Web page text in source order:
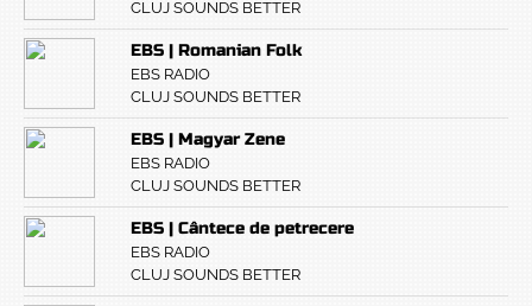
CLUJ SOUNDS BETTER
EBS | Romanian Folk
EBS RADIO
CLUJ SOUNDS BETTER
EBS | Magyar Zene
EBS RADIO
CLUJ SOUNDS BETTER
EBS | Cântece de petrecere
EBS RADIO
CLUJ SOUNDS BETTER